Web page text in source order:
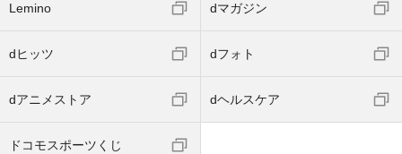
Lemino dマガジン
dヒッツ dフォト
dアニメストア dヘルスケア
ドコモスポーツくじ